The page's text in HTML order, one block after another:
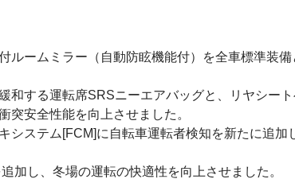
ルームミラー（自動防眩機能付）を全車標準装
和する運転席SRSニーエアバッグと、リヤシー
突安全性能を向上させました。
システム[FCM]に自転車運転者検知を新たに追加
加し、冬場の運転の快適性を向上させました。